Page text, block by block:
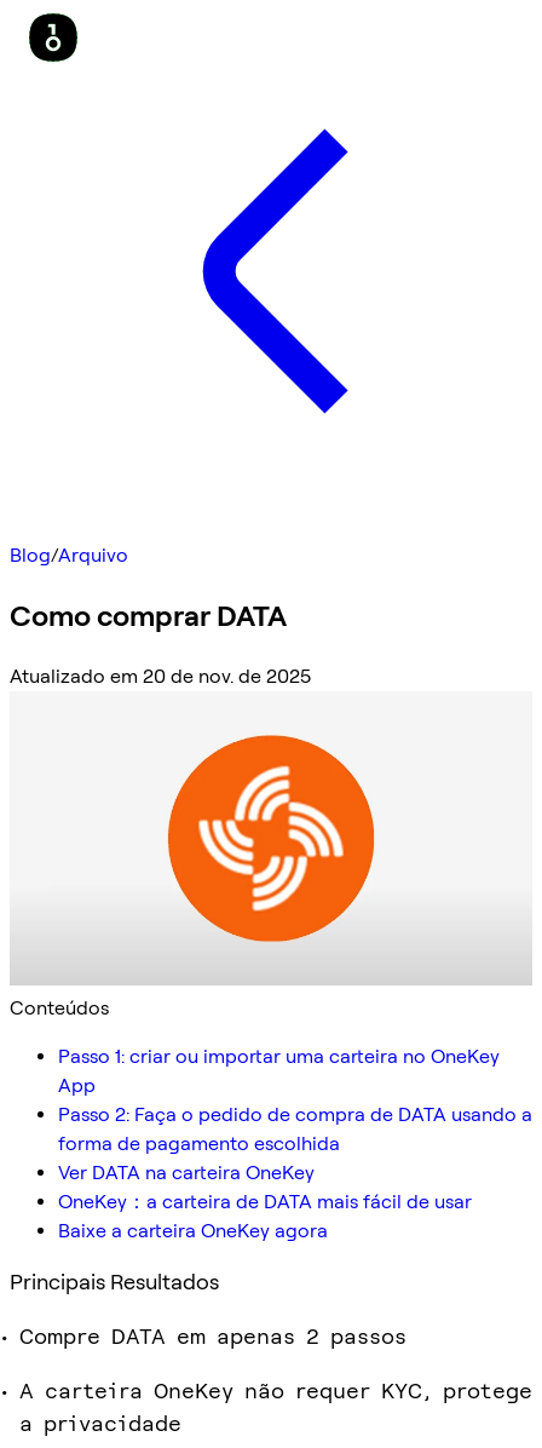
Blog/Arquivo
Como comprar DATA
Atualizado em 20 de nov. de 2025
Conteúdos
Passo 1: criar ou importar uma carteira no OneKey
App
Passo 2: Faça o pedido de compra de DATA usando a
forma de pagamento escolhida
Ver DATA na carteira OneKey
OneKey：a carteira de DATA mais fácil de usar
Baixe a carteira OneKey agora
Principais Resultados
Compre DATA em apenas 2 passos
A carteira OneKey não requer KYC, protege
a privacidade